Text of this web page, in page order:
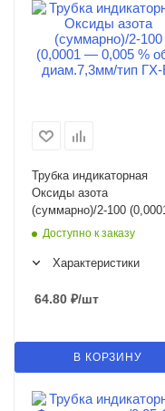
Трубка индикаторная
Оксиды азота
(суммарно)/2-100
0,005 % об.)/диам.7,3мм/
Доступно к заказу
Характеристики
64.80 ₽/шт
В КОРЗИНУ